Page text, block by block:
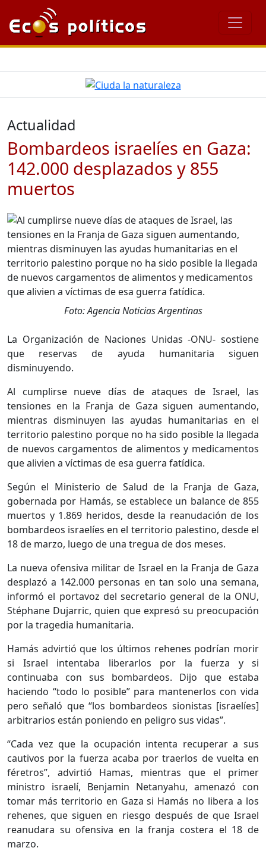
Actualidad
Bombardeos israelíes en Gaza:
142.000 desplazados y 855
muertos
Foto: Agencia Noticias Argentinas
La Organización de Naciones Unidas -ONU- sostiene
que reservas de ayuda humanitaria siguen
disminuyendo.
Al cumplirse nueve días de ataques de Israel, las
tensiones en la Franja de Gaza siguen aumentando,
mientras disminuyen las ayudas humanitarias en el
territorio palestino porque no ha sido posible la llegada
de nuevos cargamentos de alimentos y medicamentos
que alivien a víctimas de esa guerra fatídica.
Según el Ministerio de Salud de la Franja de Gaza,
gobernada por Hamás, se establece un balance de 855
muertos y 1.869 heridos, desde la reanudación de los
bombardeos israelíes en el territorio palestino, desde el
18 de marzo, luego de una tregua de dos meses.
La nueva ofensiva militar de Israel en la Franja de Gaza
desplazó a 142.000 personas en tan solo una semana,
informó el portavoz del secretario general de la ONU,
Stéphane Dujarric, quien que expresó su preocupación
por la tragedia humanitaria.
Hamás advirtió que los últimos rehenes podrían morir
si Israel intentaba liberarlos por la fuerza y si
continuaba con sus bombardeos. Dijo que estaba
haciendo “todo lo posible” para mantenerlos con vida
pero señaló que “los bombardeos sionistas [israelíes]
arbitrarios están poniendo en peligro sus vidas”.
“Cada vez que la ocupación intenta recuperar a sus
cautivos por la fuerza acaba por traerlos de vuelta en
féretros”, advirtió Hamas, mientras que el primer
ministro israelí, Benjamin Netanyahu, amenazó con
tomar más territorio en Gaza si Hamás no libera a los
rehenes, que siguen en riesgo después de que Israel
reanudara su ofensiva en la franja costera el 18 de
marzo.